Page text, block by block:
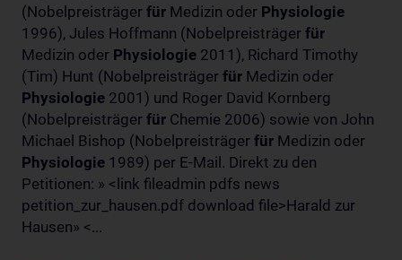
(Nobelpreisträger für Medizin oder Physiologie
1996), Jules Hoffmann (Nobelpreisträger für
Medizin oder Physiologie 2011), Richard Timothy
(Tim) Hunt (Nobelpreisträger für Medizin oder
Physiologie 2001) und Roger David Kornberg
(Nobelpreisträger für Chemie 2006) sowie von John
Michael Bishop (Nobelpreisträger für Medizin oder
Physiologie 1989) per E-Mail. Direkt zu den
Petitionen: » <link fileadmin pdfs news
petition_zur_hausen.pdf download file>Harald zur
Hausen» <...